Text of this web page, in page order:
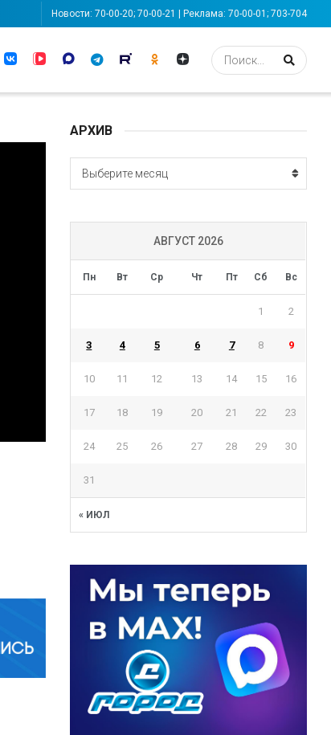
Новости: 70-00-20; 70-00-21 | Реклама: 70-00-01; 703-704
АРХИВ
АРХИВ
Выберите месяц
АВГУСТ 2026
Пн Вт Ср Чт Пт Сб Вс
« ИЮЛ
1 2
3 4 5 6 7 8 9
10 11 12 13 14 15 16
17 18 19 20 21 22 23
24 25 26 27 28 29 30
31